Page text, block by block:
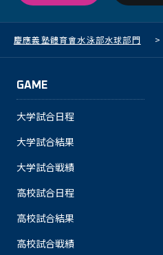
慶應義塾體育會水泳部水球部門 >
GAME
大学試合日程
大学試合結果
大学試合戦績
高校試合日程
高校試合結果
高校試合戦績